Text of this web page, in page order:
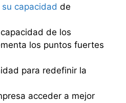
capacidad de
de los
los puntos fuertes
para redefinir la
acceder a mejor